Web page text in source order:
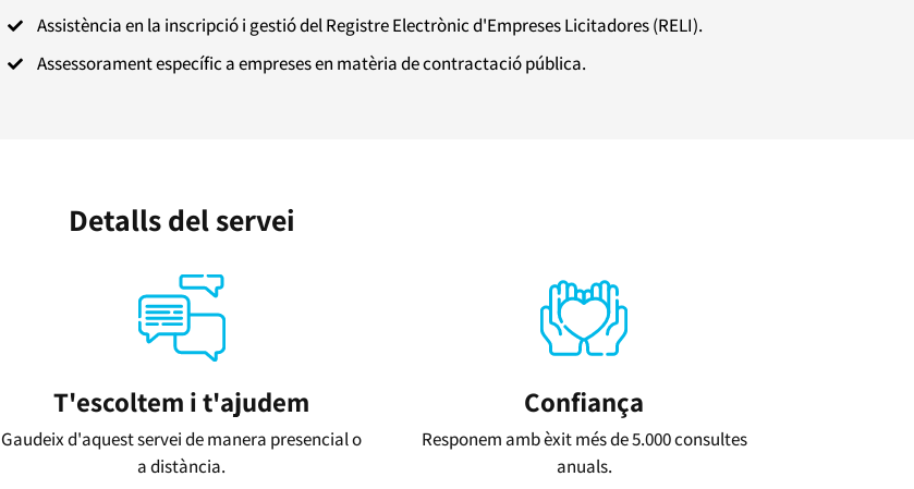
 Assistència en la inscripció i gestió del Registre Electrònic d'Empreses Licitadores (RELI).
 Assessorament específic a empreses en matèria de contractació pública.
Detalls del servei
T'escoltem i t'ajudem
Gaudeix d'aquest servei de manera presencial o
a distància.
Confiança
Responem amb èxit més de 5.000 consultes
anuals.